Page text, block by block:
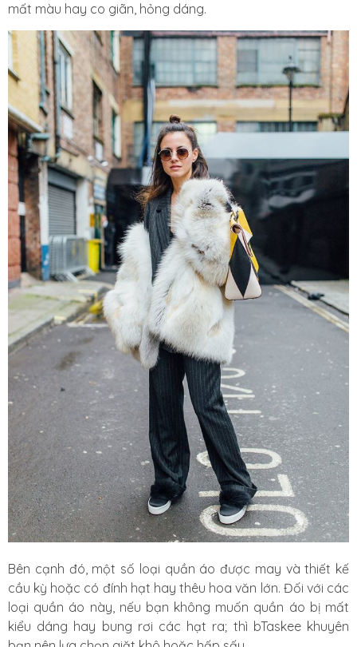
mất màu hay co giãn, hỏng dáng.
Bên cạnh đó, một số loại quần áo được may và thiết kế
cầu kỳ hoặc có đính hạt hay thêu hoa văn lớn. Đối với các
loại quần áo này, nếu bạn không muốn quần áo bị mất
kiểu dáng hay bung rơi các hạt ra; thì bTaskee khuyên